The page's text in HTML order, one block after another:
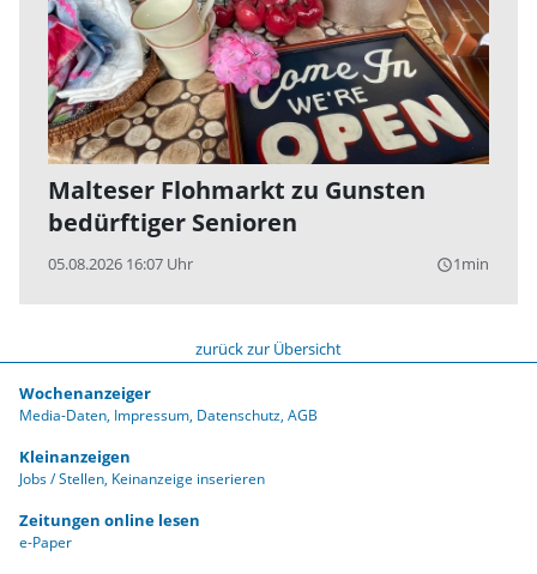
Malteser Flohmarkt zu Gunsten
bedürftiger Senioren
05.08.2026 16:07 Uhr query_builder1min
zurück zur Übersicht
Wochenanzeiger
Media-Daten Impressum Datenschutz AGB
Kleinanzeigen
Jobs / Stellen Keinanzeige inserieren
Zeitungen online lesen
e-Paper